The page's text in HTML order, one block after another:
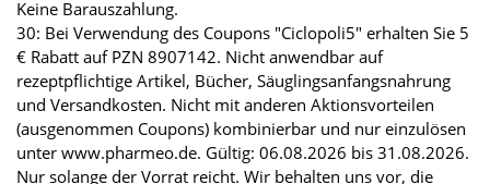
Keine Barauszahlung.
30: Bei Verwendung des Coupons "Ciclopoli5" erhalten Sie 5
€ Rabatt auf PZN 8907142. Nicht anwendbar auf
rezeptpflichtige Artikel, Bücher, Säuglingsanfangsnahrung
und Versandkosten. Nicht mit anderen Aktionsvorteilen
(ausgenommen Coupons) kombinierbar und nur einzulösen
unter www.pharmeo.de. Gültig: 06.08.2026 bis 31.08.2026.
Nur solange der Vorrat reicht. Wir behalten uns vor, die